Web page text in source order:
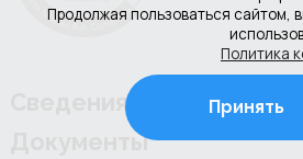
Продолжая пользоваться сайтом,
Политика
Принять
Сведения об
Документы